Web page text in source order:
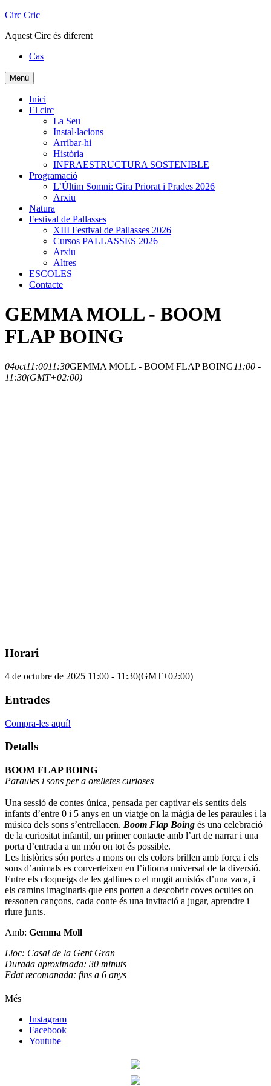
Skip
content
Circ Cric
Aquest Circ és diferent
Cas
Menú
Inici
El circ
La Seu
Instal·lacions
Arribar-hi
Història
INFRAESTRUCTURA SOSTENIBLE
Programació
L’Últim Somni: Gira Priorat i Prades 2026
Arxiu
Natura
Festival de Pallasses
XIII Festival de Pallasses 2026
Cursos PALLASSES 2026
Arxiu
Altres
ESCOLES
Contacte
GEMMA MOLL - BOOM
FLAP BOING
04oct11:0011:30GEMMA MOLL - BOOM FLAP BOING11:00 -
11:30(GMT+02:00)
Horari
4 de octubre de 2025 11:00 - 11:30(GMT+02:00)
Entrades
Compra-les aquí!
Detalls
BOOM FLAP BOING
Paraules i sons per a orelletes curioses
Una sessió de contes única, pensada per captivar els sentits dels
infants d’entre 0 i 5 anys en un viatge on la màgia de les paraules i la
música dels sons s’entrellacen. Boom Flap Boing és una celebració
de la curiositat infantil, un primer contacte amb l’art de narrar i una
porta d’entrada a un món on tot és possible.
Les històries són portes a mons on els colors brillen amb força i els
sons d’animals es converteixen en l’idioma universal de la diversió.
Entre els cloqueigs de les gallines o el mugit amistós d’una vaca, i
els camins imaginaris que ens porten a descobrir coves ocultes on
ressonen cançons, cada conte és una invitació a jugar, aprendre i
riure junts.
Amb: Gemma Moll
Lloc: Casal de la Gent Gran
Durada aproximada: 30 minuts
Edat recomanada: fins a 6 anys
Més
Instagram
Facebook
Youtube